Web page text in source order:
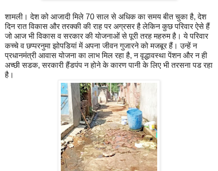
शामली। देश को आजादी मिले 70 साल से अधिक का समय बीत चुका है, देश
दिन रात विकास और तरक्की की राह पर अग्रसर है लेकिन कुछ परिवार ऐसे हैं
जो आज भी विकास व सरकार की योजनाओं से पूरी तरह महरुम है। ये परिवार
कच्चे व छप्परनुमा झोपडियां में अपना जीवन गुजारने को मजबूर हैं। उन्हें न
प्रधानमंत्री आवास योजना का लाभ मिल रहा है, न वृद्धावस्था पेंशन और न ही
अच्छी सडक, सरकारी हैंडपंप न होने के कारण पानी के लिए भी तरसना पड रहा
है।